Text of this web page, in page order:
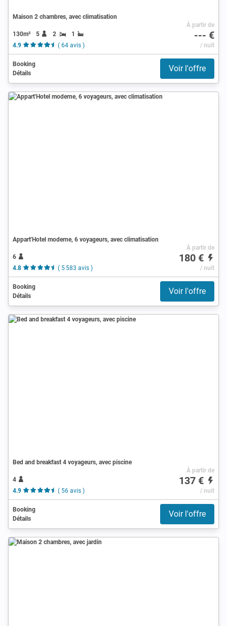
Maison 2 chambres, avec climatisation
130m² 5 2
1
4.9
( 64 avis )
À partir de
--- €
/ nuit
Booking
Détails
Voir l'offre
Appart'Hotel moderne, 6 voyageurs, avec climatisation
6
4.8
( 5 583 avis )
À partir de
180 €
/ nuit
Booking
Détails
Voir l'offre
Bed and breakfast 4 voyageurs, avec piscine
4
4.9
( 56 avis )
À partir de
137 €
/ nuit
Booking
Détails
Voir l'offre